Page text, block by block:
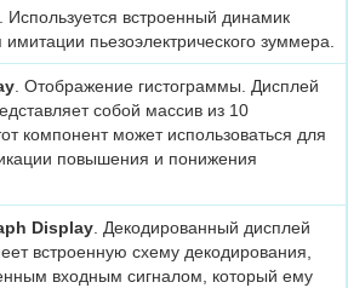
встроенный динамик
пьезоэлектрического зуммера.
. Отображение гистограммы. Дисплей
собой массив из 10
компонент может использоваться для
повышения и понижения
Display . Декодированный дисплей
встроенную схему декодирования,
входным сигналом, который ему